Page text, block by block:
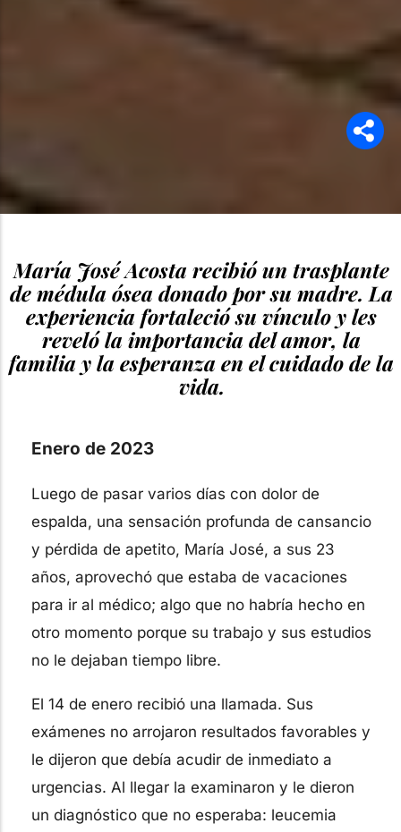
María José Acosta recibió un trasplante
de médula ósea donado por su madre. La
experiencia fortaleció su vínculo y les
reveló la importancia del amor, la
familia y la esperanza en el cuidado de la
vida.
Enero de 2023
Luego de pasar varios días con dolor de
espalda, una sensación profunda de cansancio
y pérdida de apetito, María José, a sus 23
años, aprovechó que estaba de vacaciones
para ir al médico; algo que no habría hecho en
otro momento porque su trabajo y sus estudios
no le dejaban tiempo libre.
El 14 de enero recibió una llamada. Sus
exámenes no arrojaron resultados favorables y
le dijeron que debía acudir de inmediato a
urgencias. Al llegar la examinaron y le dieron
un diagnóstico que no esperaba: leucemia